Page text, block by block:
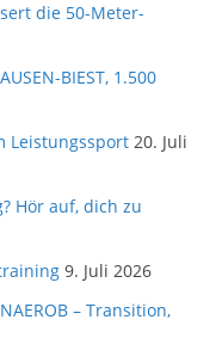
die 50-Meter-
BIEST, 1.500
Leistungssport 20. Juli
Hör auf, dich zu
9. Juli 2026
– Transition,